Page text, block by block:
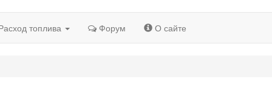
топлива Форум О сайте